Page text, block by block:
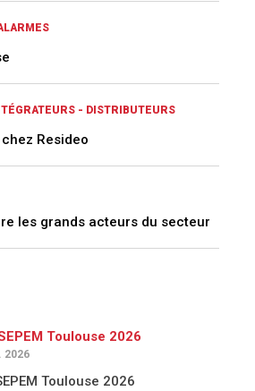
- DISTRIBUTEURS
Resideo
les grands acteurs du secteur
Toulouse 2026
2026
Toulouse 2026